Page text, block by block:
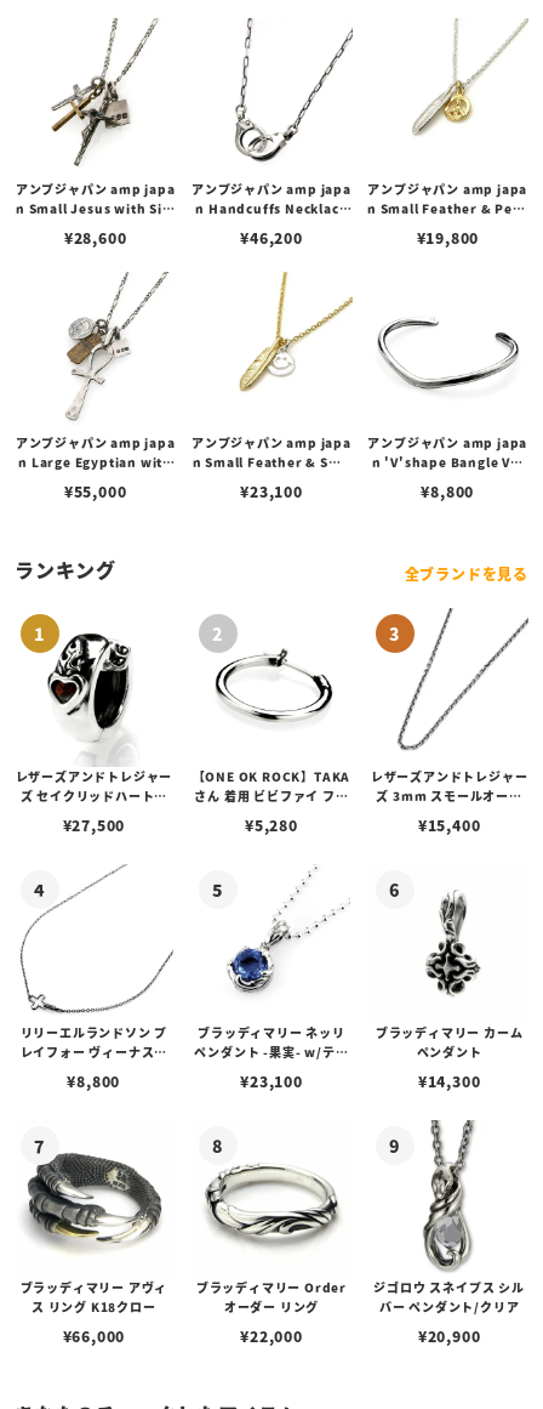
アンプジャパン amp japa
n Small Jesus with Silv
スモール ジーザス ペンダ
スクロス
¥28,600
アンプジャパン amp japa
n Handcuffs Necklace
ペンダント
¥46,200
アンプジャパン amp japa
n Small Feather & Peac
ルフェザー＆ピースサイン
¥19,800
アンプジャパン amp japa
n Large Egyptian with
st ラージ エジプシャン ペ
¥55,000
アンプジャパン amp japa
n Small Feather & Smil
ザー＆スマイル ネックレス
¥23,100
アンプジャパン amp japa
n 'V'shape Bangle Vシ
¥8,800
ランキング 全ブランドを見る
レザーズアンドトレジャー
ズ セイクリッドハートピ
¥27,500
【ONE OK ROCK】TAKA
さん 着用 ビビファイ フー
¥5,280
レザーズアンドトレジャー
ズ 3mm スモールオーバ
ブスタークラスプ＆LTロ
¥15,400
リリーエルランドソン プ
レイフォー ヴィーナスチ
¥8,800
ブラッディマリー ネッリ
ペンダント -果実- w/ティ
¥23,100
ブラッディマリー カーム
ペンダント
¥14,300
ブラッディマリー アヴィ
ス リング K18クロー
¥66,000
ブラッディマリー Order
オーダー リング
¥22,000
ジゴロウ スネイプス シル
バー ペンダント/クリア
¥20,900